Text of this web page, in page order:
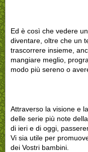
Ed è così che vedere
diventare, oltre che un
trascorrere insieme,
mangiare meglio,
modo più sereno o
Attraverso la visione e
delle serie più note
di ieri e di oggi,
Vi sia utile per
dei Vostri bambini.